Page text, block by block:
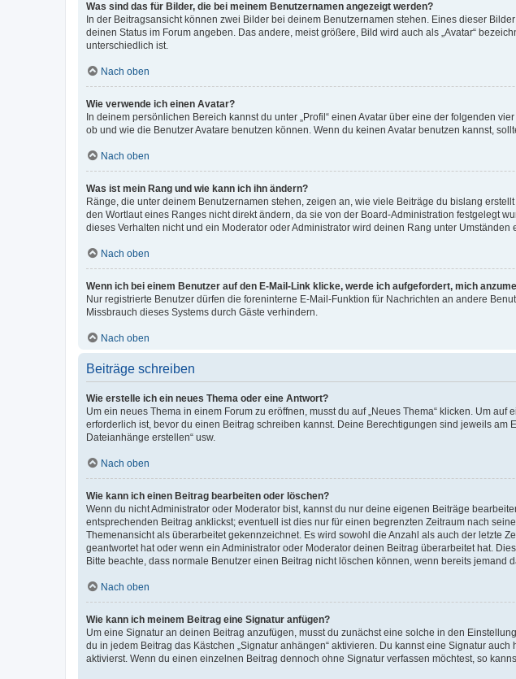
Was sind das für Bilder, die bei meinem Benutzernamen angezeigt werden?
In der Beitragsansicht können zwei Bilder bei deinem Benutzernamen stehen. Eines dieser
deinen Status im Forum angeben. Das andere, meist größere, Bild wird auch als „Avatar“
unterschiedlich ist.
Nach oben
Wie verwende ich einen Avatar?
In deinem persönlichen Bereich kannst du unter „Profil“ einen Avatar über eine der folgenden
ob und wie die Benutzer Avatare benutzen können. Wenn du keinen Avatar benutzen kannst,
Nach oben
Was ist mein Rang und wie kann ich ihn ändern?
Ränge, die unter deinem Benutzernamen stehen, zeigen an, wie viele Beiträge du bislang
den Wortlaut eines Ranges nicht direkt ändern, da sie von der Board-Administration festgelegt
dieses Verhalten nicht und ein Moderator oder Administrator wird deinen Rang unter Umständen
Nach oben
Wenn ich bei einem Benutzer auf den E-Mail-Link klicke, werde ich aufgefordert, mich
Nur registrierte Benutzer dürfen die foreninterne E-Mail-Funktion für Nachrichten an andere
Missbrauch dieses Systems durch Gäste verhindern.
Nach oben
Beiträge schreiben
Wie erstelle ich ein neues Thema oder eine Antwort?
Um ein neues Thema in einem Forum zu eröffnen, musst du auf „Neues Thema“ klicken. Um
erforderlich ist, bevor du einen Beitrag schreiben kannst. Deine Berechtigungen sind jeweils am
Dateianhänge erstellen“ usw.
Nach oben
Wie kann ich einen Beitrag bearbeiten oder löschen?
Wenn du nicht Administrator oder Moderator bist, kannst du nur deine eigenen Beiträge
entsprechenden Beitrag anklickst; eventuell ist dies nur für einen begrenzten Zeitraum nach
Themenansicht als überarbeitet gekennzeichnet. Es wird sowohl die Anzahl als auch der letzte
geantwortet hat oder wenn ein Administrator oder Moderator deinen Beitrag überarbeitet hat.
Bitte beachte, dass normale Benutzer einen Beitrag nicht löschen können, wenn bereits jemand
Nach oben
Wie kann ich meinem Beitrag eine Signatur anfügen?
Um eine Signatur an deinen Beitrag anzufügen, musst du zunächst eine solche in den
du in jedem Beitrag das Kästchen „Signatur anhängen“ aktivieren. Du kannst eine Signatur
aktivierst. Wenn du einen einzelnen Beitrag dennoch ohne Signatur verfassen möchtest, so